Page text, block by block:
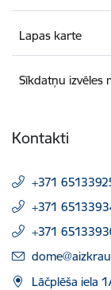
Lapas karte
Sīkdatņu izvēles
Kontakti
+371
+371
+371
E-pasts:
Lāčplēša iela